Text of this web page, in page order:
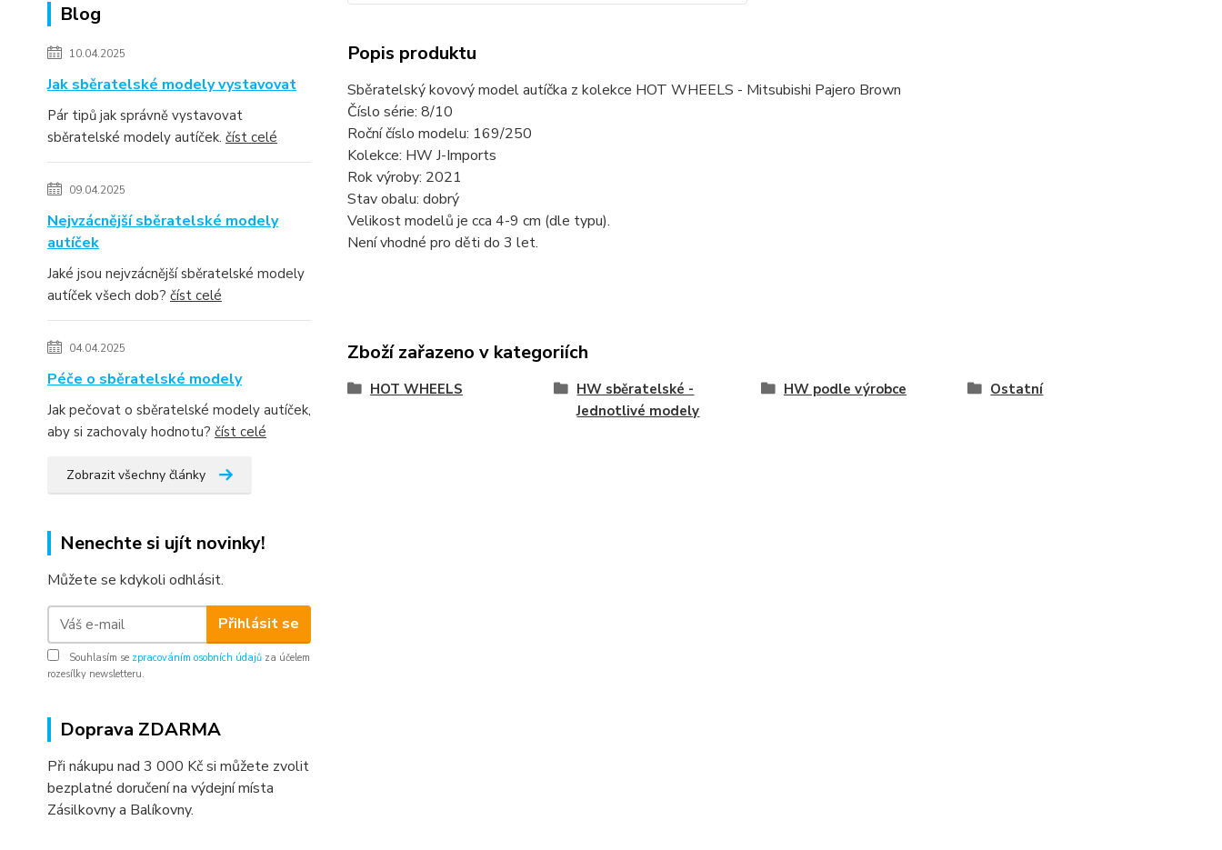
Blog
10.04.2025
Jak sběratelské modely vystavovat
Pár tipů jak správně vystavovat
sběratelské modely autíček. číst celé
09.04.2025
Nejvzácnější sběratelské modely
autíček
Jaké jsou nejvzácnější sběratelské modely
autíček všech dob? číst celé
04.04.2025
Péče o sběratelské modely
Jak pečovat o sběratelské modely autíček,
aby si zachovaly hodnotu? číst celé
Zobrazit všechny články
Nenechte si ujít novinky!
Můžete se kdykoli odhlásit.
Přihlásit se
Souhlasím se zpracováním osobních údajů za účelem
rozesílky newsletteru.
Doprava ZDARMA
Při nákupu nad 3 000 Kč si můžete zvolit
bezplatné doručení na výdejní místa
Zásilkovny a Balíkovny.
Popis produktu
Sběratelský kovový model autíčka z kolekce HOT WHEELS - Mitsubishi Pajero Brown
Číslo série: 8/10
Roční číslo modelu: 169/250
Kolekce: HW J-Imports
Rok výroby: 2021
Stav obalu: dobrý
Velikost modelů je cca 4-9 cm (dle typu).
Není vhodné pro děti do 3 let.
Zboží zařazeno v kategoriích
HOT WHEELS
HW sběratelské -
Jednotlivé modely
HW podle výrobce Ostatní